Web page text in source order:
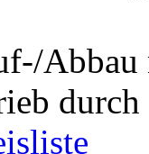
Abbau